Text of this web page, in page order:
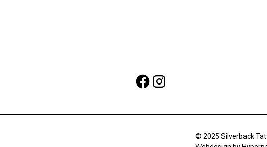
© 2025 Silverback